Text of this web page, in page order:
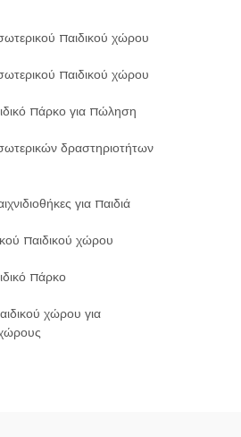
παιδικού χώρου
παιδικού χώρου
πάρκο για πώληση
δραστηριοτήτων
για παιδιά
παιδικού χώρου
πάρκο
χώρου για